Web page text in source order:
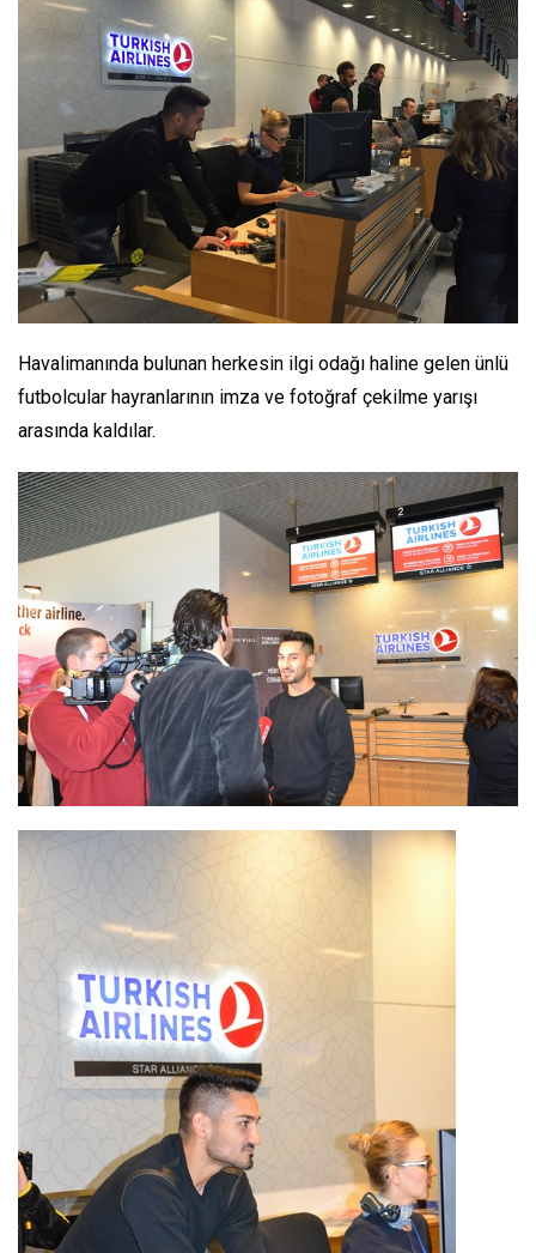
Havalimanında bulunan herkesin ilgi odağı haline gelen ünlü
futbolcular hayranlarının imza ve fotoğraf çekilme yarışı
arasında kaldılar.